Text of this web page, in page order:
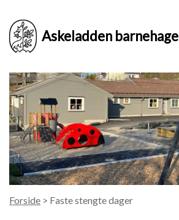
Askeladden barnehage
Forside > Faste stengte dager